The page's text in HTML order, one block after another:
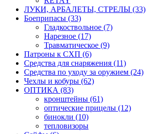
ЛУКИ, АРБАЛЕТЫ, СТРЕЛЫ (33)
Боеприпасы (33)
Гладкоствольное (7)
Нарезное (17)
Травматическое (9)
Патроны к СХП (6)
Средства для снаряжения (11)
Средства по уходу за оружием (24)
Чехлы и кобуры (62)
ОПТИКА (83)
кронштейны (61)
оптические прицелы (12)
бинокли (10)
тепловизоры